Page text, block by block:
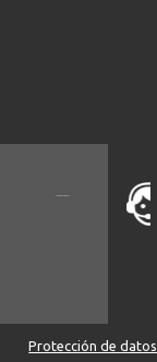
Protección de datos